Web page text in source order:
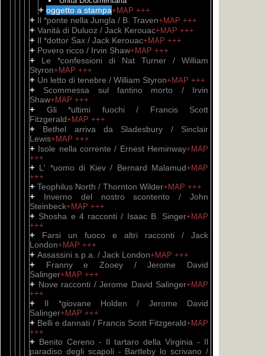
+ oggetto a stampa+MAP +++
+ Il *ponte nella Jungla / B. Traven+MAP +++
+ Vanità di Duluoz / Jack Kerouac+MAP +++
+ Il *dottor Sax / Jack Kerouac+MAP +++
+ Povero ricco / Irvin Shaw+MAP +++
+ Le *confessioni di Nat Turner / William
Styron+MAP +++
+ Un letto di tenebre / William Styron+MAP +++
+ Scommessa sul fantino morto / Irvin
Shaw+MAP +++
+ Gli *ultimi fuochi / Francis Scott
Fitzgerald+MAP +++
+ Bethel arriva da Sladesbury / Sinclair
Lewis+MAP +++
+ Isole nella corrente / Ernest Heminway+MAP
+++
+ L' *uomo di Kiev / Bernard Malamud+MAP
+++
+ Teophilus North / Thornton Wilder+MAP +++
+
Inverno del nostro scontento / John
Steinbeck+MAP +++
+ Shosha e 4 racconti / Isaac B. Singer+MAP
+++
+ Farsi un fuoco e altri racconti / Jack
London+MAP +++
+ Assassini s.p.a. / Jack London+MAP +++
+
Franny e Zooey / Jerome David
Salinger+MAP +++
+ Nove racconti / Jerome David Salinger+MAP
+++
+ Il *giovane Holden / Jerome David
Salinger+MAP +++
+ Belli e dannati / Francis Scott Fitzgerald+MAP
+++
+ Benito Cereno - Il tartaro della Virginia - Il
paradiso degli scapoli - Bartleby lo scrivano /